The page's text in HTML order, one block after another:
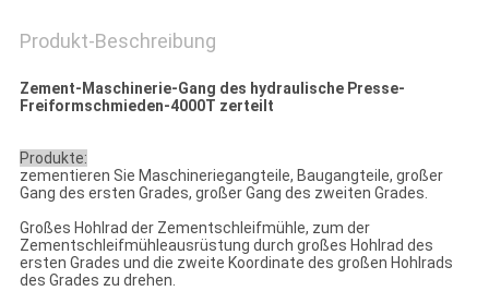
Produkt-Beschreibung
Zement-Maschinerie-Gang des hydraulische Presse-
Freiformschmieden-4000T zerteilt
Produkte:
zementieren Sie Maschineriegangteile, Baugangteile, großer
Gang des ersten Grades, großer Gang des zweiten Grades.
Großes Hohlrad der Zementschleifmühle, zum der
Zementschleifmühleausrüstung durch großes Hohlrad des
ersten Grades und die zweite Koordinate des großen Hohlrads
des Grades zu drehen.